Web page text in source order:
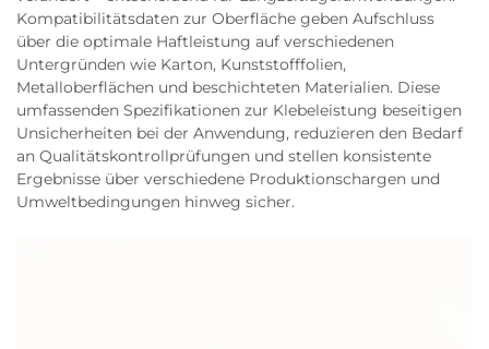
Kompatibilitätsdaten zur Oberfläche geben Aufschluss
über die optimale Haftleistung auf verschiedenen
Untergründen wie Karton, Kunststofffolien,
Metalloberflächen und beschichteten Materialien. Diese
umfassenden Spezifikationen zur Klebeleistung beseitigen
Unsicherheiten bei der Anwendung, reduzieren den Bedarf
an Qualitätskontrollprüfungen und stellen konsistente
Ergebnisse über verschiedene Produktionschargen und
Umweltbedingungen hinweg sicher.